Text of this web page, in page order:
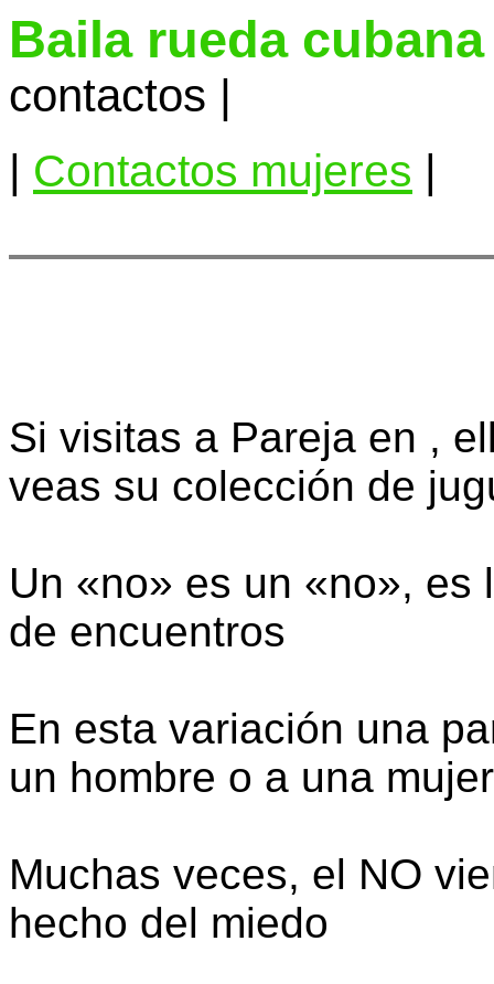
Baila rueda
contactos |
Contactos mujeres
Si visitas a Pareja en ,
veas su colección de
Un «no» es un «no»,
de encuentros
En esta variación una
un hombre o a una mujer
Muchas veces, el NO
hecho del miedo